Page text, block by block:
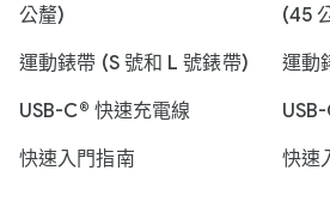
公釐)
運動錶帶 (S 號和 L 號錶帶)
USB-C® 快速充電線
快速入門指南
(45
運動
快速